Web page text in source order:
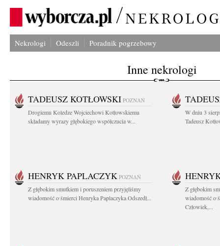
Nekrologi Odeszli Poradnik pogrzebowy
Inne nekrologi
TADEUSZ KOTŁOWSKI POZNAŃ
Drogiemu Koledze Wojciechowi Kotłowskiemu
składamy wyrazy głębokiego współczucia w...
W dniu 3
Tadeusz
HENRYK PAPLACZYK POZNAŃ
Z głębokim smutkiem i poruszeniem przyjęliśmy
wiadomość o śmierci Henryka Paplaczyka Odszedł...
Z głębokim
wiadomość o
Człowiek,...